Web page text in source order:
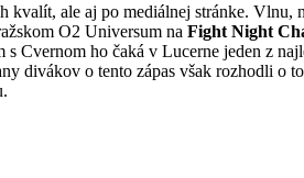
kvalít, ale aj po mediálnej stránke. Vlnu,
O2 Universum na Fight Night
s Cvernom ho čaká v Lucerne jeden z
divákov o tento zápas však rozhodli o